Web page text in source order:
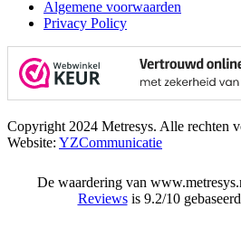
Algemene voorwaarden
Privacy Policy
Copyright 2024 Metresys. Alle rechten
Website: YZCommunicatie
De waardering van
Reviewsis 9.2/10